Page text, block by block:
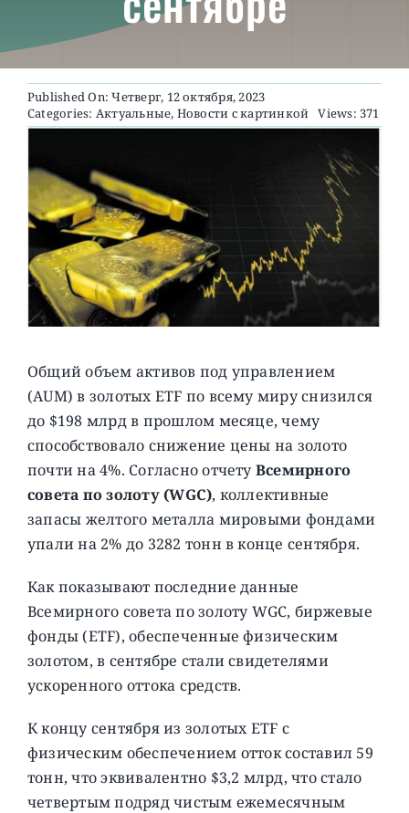
О ПРОЕКТЕ
Published On: Четверг, 12 октября, 2023
Categories: Актуальные, Новости с картинкой Views: 371
Общий объем активов под управлением
(AUM) в золотых ETF по всему миру снизился
до $198 млрд в прошлом месяце, чему
способствовало снижение цены на золото
почти на 4%. Согласно отчету Всемирного
совета по золоту (WGC), коллективные
запасы желтого металла мировыми фондами
упали на 2% до 3282 тонн в конце сентября.
Как показывают последние данные
Всемирного совета по золоту WGC, биржевые
фонды (ETF), обеспеченные физическим
золотом, в сентябре стали свидетелями
ускоренного оттока средств.
К концу сентября из золотых ETF с
физическим обеспечением отток составил 59
тонн, что эквивалентно $3,2 млрд, что стало
четвертым подряд чистым ежемесячным